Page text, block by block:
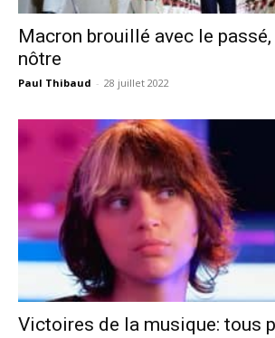
Macron brouillé avec le
nôtre
Paul Thibaud - 28 juillet 2022
Victoires de la musique: tous